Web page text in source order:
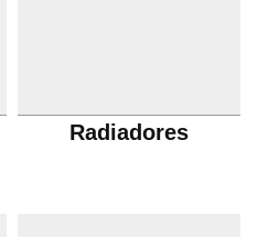
Radiadores